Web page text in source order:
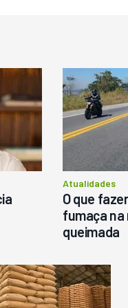
Atualidades
O que
fumaça na
queimada